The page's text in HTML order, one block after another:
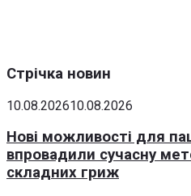
Стрічка новин
10.08.202610.08.2026
Нові можливості для
впровадили сучасну
складних гриж